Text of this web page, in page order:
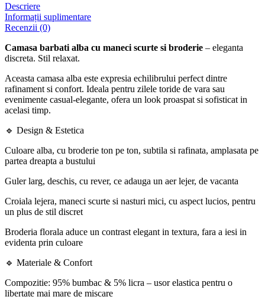
Descriere
Informații suplimentare
Recenzii (0)
Camasa barbati alba cu maneci scurte si broderie – eleganta
discreta. Stil relaxat.
Aceasta camasa alba este expresia echilibrului perfect dintre
rafinament si confort. Ideala pentru zilele toride de vara sau
evenimente casual-elegante, ofera un look proaspat si sofisticat in
acelasi timp.
🔹 Design & Estetica
Culoare alba, cu broderie ton pe ton, subtila si rafinata, amplasata pe
partea dreapta a bustului
Guler larg, deschis, cu rever, ce adauga un aer lejer, de vacanta
Croiala lejera, maneci scurte si nasturi mici, cu aspect lucios, pentru
un plus de stil discret
Broderia florala aduce un contrast elegant in textura, fara a iesi in
evidenta prin culoare
🔹 Materiale & Confort
Compozitie: 95% bumbac & 5% licra – usor elastica pentru o
libertate mai mare de miscare